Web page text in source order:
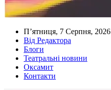
П’ятниця, 7 Серпня, 2026
Від Редактора
Блоги
Театральні новини
Оксамит
Контакти